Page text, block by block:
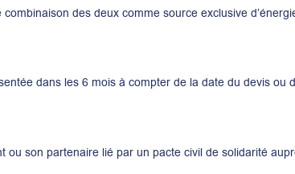
combinaison des deux comme source exclusive
dans les 6 mois à compter de la date du devis ou
ou son partenaire lié par un pacte civil de solidarité